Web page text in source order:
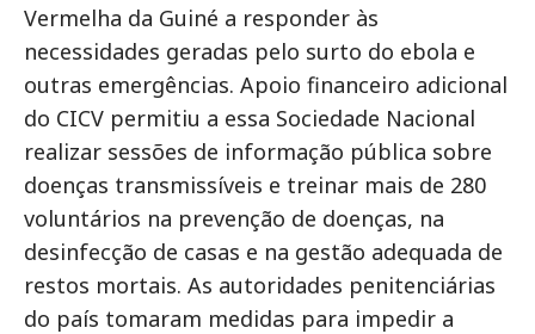
Vermelha da Guiné a responder às
necessidades geradas pelo surto do ebola e
outras emergências. Apoio financeiro adicional
do CICV permitiu a essa Sociedade Nacional
realizar sessões de informação pública sobre
doenças transmissíveis e treinar mais de 280
voluntários na prevenção de doenças, na
desinfecção de casas e na gestão adequada de
restos mortais. As autoridades penitenciárias
do país tomaram medidas para impedir a